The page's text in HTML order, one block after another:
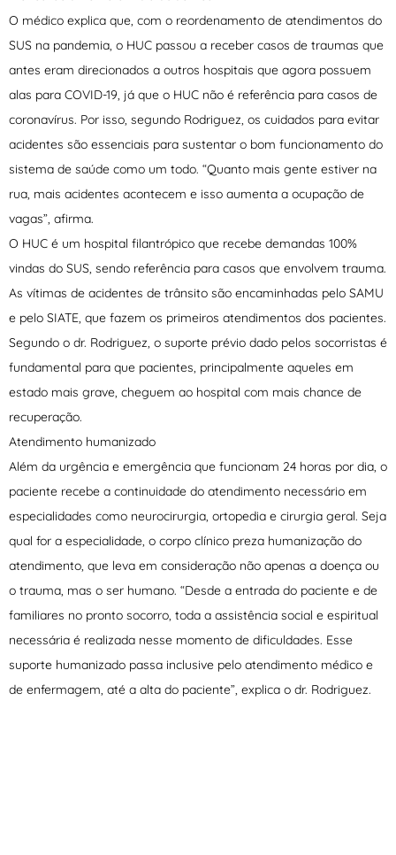
O médico explica que, com o reordenamento de atendimentos do
SUS na pandemia, o HUC passou a receber casos de traumas que
antes eram direcionados a outros hospitais que agora possuem
alas para COVID-19, já que o HUC não é referência para casos de
coronavírus. Por isso, segundo Rodriguez, os cuidados para evitar
acidentes são essenciais para sustentar o bom funcionamento do
sistema de saúde como um todo. “Quanto mais gente estiver na
rua, mais acidentes acontecem e isso aumenta a ocupação de
vagas”, afirma.
O HUC é um hospital filantrópico que recebe demandas 100%
vindas do SUS, sendo referência para casos que envolvem trauma.
As vítimas de acidentes de trânsito são encaminhadas pelo SAMU
e pelo SIATE, que fazem os primeiros atendimentos dos pacientes.
Segundo o dr. Rodriguez, o suporte prévio dado pelos socorristas é
fundamental para que pacientes, principalmente aqueles em
estado mais grave, cheguem ao hospital com mais chance de
recuperação.
Atendimento humanizado
Além da urgência e emergência que funcionam 24 horas por dia, o
paciente recebe a continuidade do atendimento necessário em
especialidades como neurocirurgia, ortopedia e cirurgia geral. Seja
qual for a especialidade, o corpo clínico preza humanização do
atendimento, que leva em consideração não apenas a doença ou
o trauma, mas o ser humano. “Desde a entrada do paciente e de
familiares no pronto socorro, toda a assistência social e espiritual
necessária é realizada nesse momento de dificuldades. Esse
suporte humanizado passa inclusive pelo atendimento médico e
de enfermagem, até a alta do paciente”, explica o dr. Rodriguez.